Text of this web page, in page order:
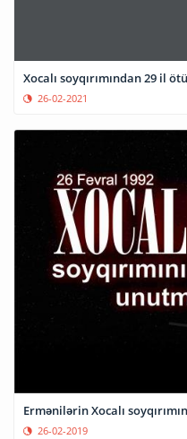
Xocalı soyqırımından 29 il
26-02-2021
Ermənilərin Xocalı
26-02-2019